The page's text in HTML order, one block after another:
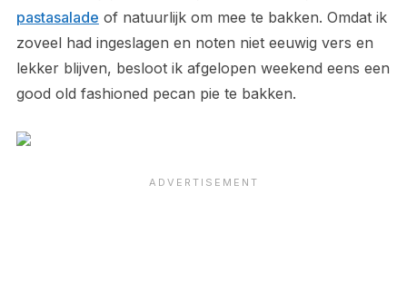
pastasalade of natuurlijk om mee te bakken. Omdat ik
zoveel had ingeslagen en noten niet eeuwig vers en
lekker blijven, besloot ik afgelopen weekend eens een
good old fashioned pecan pie te bakken.